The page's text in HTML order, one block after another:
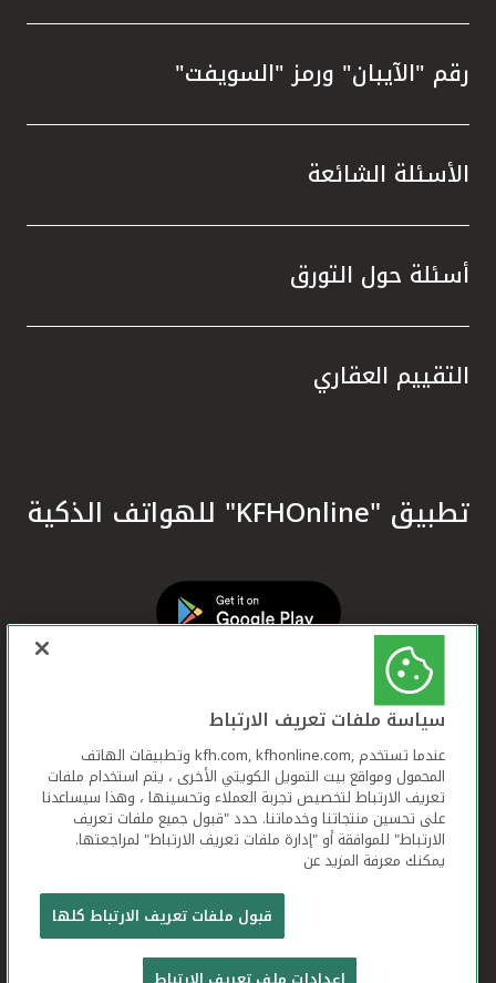
رقم "الآيبان" ورمز "السويفت"
الأسئلة الشائعة
أسئلة حول التورق
التقييم العقاري
تطبيق "KFHOnline" للهواتف الذكية
بيت التمويل الكويتي جميع الحقوق محفوظة © 2026
شروط وأحكام استخدام الموقع الإلكتروني
سياسة ملفات تعريف الارتباط
عندما تستخدم ,kfh.com, kfhonline.com وتطبيقات الهاتف
المحمول ومواقع بيت التمويل الكويتي الأخرى ، يتم استخدام ملفات
تعريف الارتباط لتخصيص تجربة العملاء وتحسينها ، وهذا سيساعدنا
على تحسين منتجاتنا وخدماتنا. حدد "قبول جميع ملفات تعريف
الارتباط" للموافقة أو "إدارة ملفات تعريف الارتباط" لمراجعتها.
يمكنك معرفة المزيد عن
قبول ملفات تعريف الارتباط كلها